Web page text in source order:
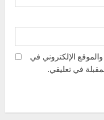
الإلكتروني في
في تعليقي.